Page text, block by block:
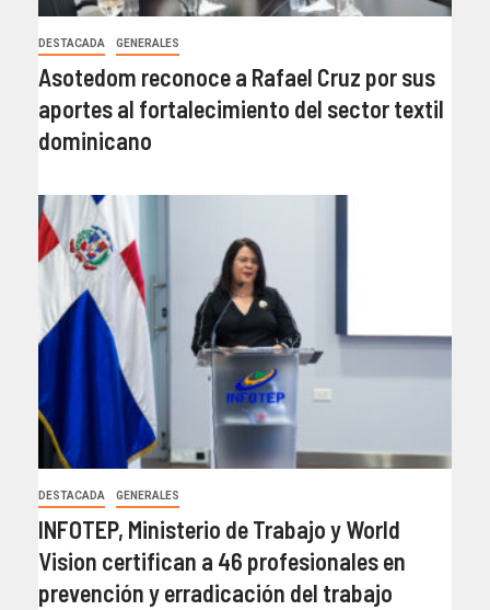
DESTACADA GENERALES
Asotedom reconoce a Rafael Cruz por sus
aportes al fortalecimiento del sector textil
dominicano
DESTACADA GENERALES
INFOTEP, Ministerio de Trabajo y World
Vision certifican a 46 profesionales en
prevención y erradicación del trabajo